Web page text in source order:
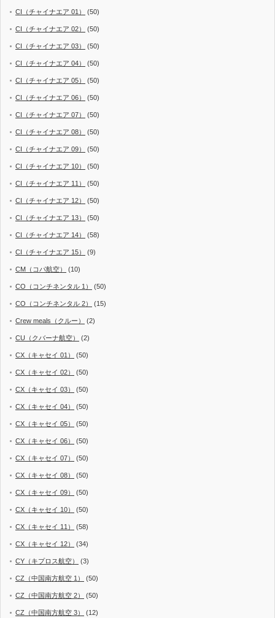
CI（チャイナエア 01） (50)
CI（チャイナエア 02） (50)
CI（チャイナエア 03） (50)
CI（チャイナエア 04） (50)
CI（チャイナエア 05） (50)
CI（チャイナエア 06） (50)
CI（チャイナエア 07） (50)
CI（チャイナエア 08） (50)
CI（チャイナエア 09） (50)
CI（チャイナエア 10） (50)
CI（チャイナエア 11） (50)
CI（チャイナエア 12） (50)
CI（チャイナエア 13） (50)
CI（チャイナエア 14） (58)
CI（チャイナエア 15） (9)
CM（コパ航空） (10)
CO（コンチネンタル 1） (50)
CO（コンチネンタル 2） (15)
Crew meals（クルー） (2)
CU（クバーナ航空） (2)
CX（キャセイ 01） (50)
CX（キャセイ 02） (50)
CX（キャセイ 03） (50)
CX（キャセイ 04） (50)
CX（キャセイ 05） (50)
CX（キャセイ 06） (50)
CX（キャセイ 07） (50)
CX（キャセイ 08） (50)
CX（キャセイ 09） (50)
CX（キャセイ 10） (50)
CX（キャセイ 11） (58)
CX（キャセイ 12） (34)
CY（キプロス航空） (3)
CZ（中国南方航空 1） (50)
CZ（中国南方航空 2） (50)
CZ（中国南方航空 3） (12)